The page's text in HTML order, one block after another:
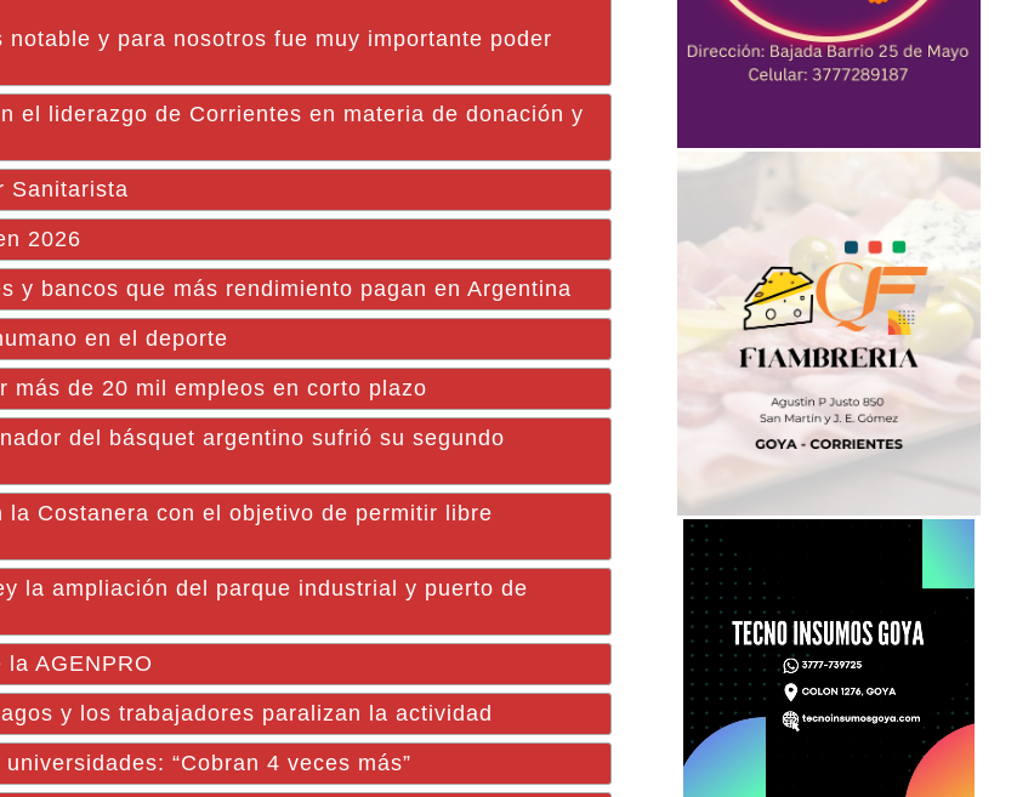
y para nosotros fue muy importante poder
el liderazgo de Corrientes en materia de donación y
Sanitarista
2026
bancos que más rendimiento pagan en Argentina
en el deporte
más de 20 mil empleos en corto plazo
del básquet argentino sufrió su segundo
Costanera con el objetivo de permitir libre
la ampliación del parque industrial y puerto de
AGENPRO
y los trabajadores paralizan la actividad
“Cobran 4 veces más”